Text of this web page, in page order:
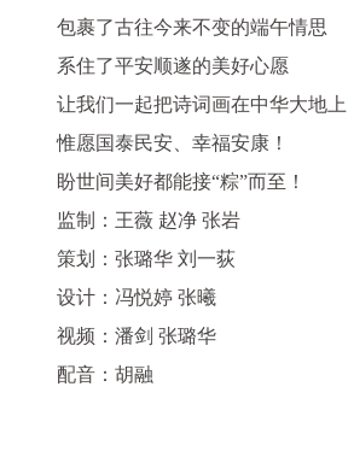
包裹了古往今来不变的端午情思
系住了平安顺遂的美好心愿
让我们一起把诗词画在中华大地上
惟愿国泰民安、幸福安康！
盼世间美好都能接“粽”而至！
监制：王薇 赵净 张岩
策划：张璐华 刘一荻
设计：冯悦婷 张曦
视频：潘剑 张璐华
配音：胡融